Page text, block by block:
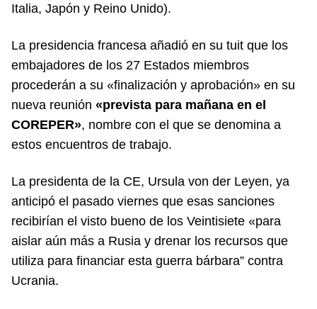
Italia, Japón y Reino Unido).
La presidencia francesa añadió en su tuit que los
embajadores de los 27 Estados miembros
procederán a su «finalización y aprobación» en su
nueva reunión «prevista para mañana en el
COREPER», nombre con el que se denomina a
estos encuentros de trabajo.
La presidenta de la CE, Ursula von der Leyen, ya
anticipó el pasado viernes que esas sanciones
recibirían el visto bueno de los Veintisiete «para
aislar aún más a Rusia y drenar los recursos que
utiliza para financiar esta guerra bárbara” contra
Ucrania.